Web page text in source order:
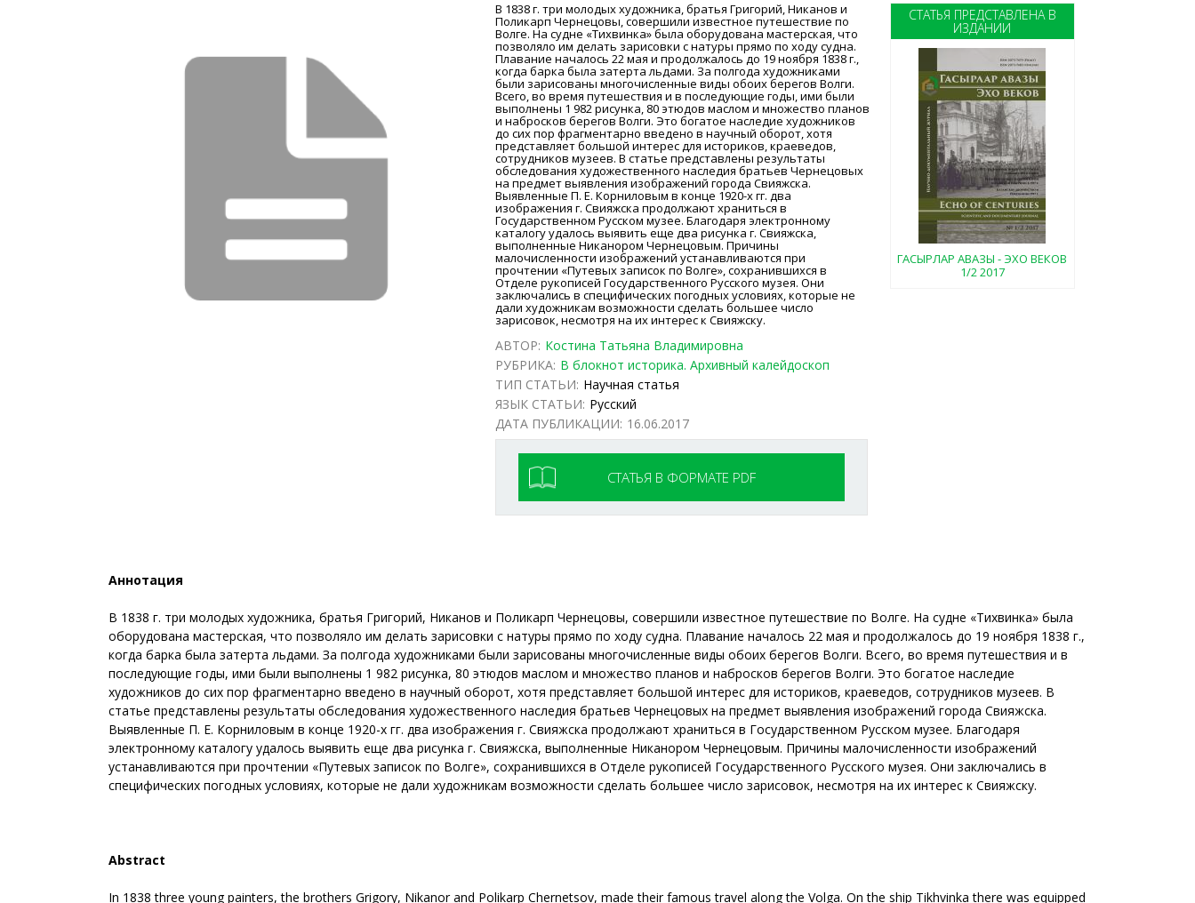
В 1838 г. три молодых художника, братья Григорий, Никанов и
Поликарп Чернецовы, совершили известное путешествие по
Волге. На судне «Тихвинка» была оборудована мастерская, что
позволяло им делать зарисовки с натуры прямо по ходу судна.
Плавание началось 22 мая и продолжалось до 19 ноября 1838 г.,
когда барка была затерта льдами. За полгода художниками
были зарисованы многочисленные виды обоих берегов Волги.
Всего, во время путешествия и в последующие годы, ими были
выполнены 1 982 рисунка, 80 этюдов маслом и множество планов
и набросков берегов Волги. Это богатое наследие художников
до сих пор фрагментарно введено в научный оборот, хотя
представляет большой интерес для историков, краеведов,
сотрудников музеев. В статье представлены результаты
обследования художественного наследия братьев Чернецовых
на предмет выявления изображений города Свияжска.
Выявленные П. Е. Корниловым в конце 1920-х гг. два
изображения г. Свияжска продолжают храниться в
Государственном Русском музее. Благодаря электронному
каталогу удалось выявить еще два рисунка г. Свияжска,
выполненные Никанором Чернецовым. Причины
малочисленности изображений устанавливаются при
прочтении «Путевых записок по Волге», сохранившихся в
Отделе рукописей Государственного Русского музея. Они
заключались в специфических погодных условиях, которые не
дали художникам возможности сделать большее число
зарисовок, несмотря на их интерес к Свияжску.
АВТОР: Костина Татьяна Владимировна
РУБРИКА: В блокнот историка. Архивный калейдоскоп
ТИП СТАТЬИ: Научная статья
ЯЗЫК СТАТЬИ: Русский
ДАТА ПУБЛИКАЦИИ: 16.06.2017
СТАТЬЯ В ФОРМАТЕ PDF
СТАТЬЯ ПРЕДСТАВЛЕНА В
ИЗДАНИИ
ГАСЫРЛАР АВАЗЫ - ЭХО ВЕКОВ
1/2 2017
Аннотация
В 1838 г. три молодых художника, братья Григорий, Никанов и Поликарп Чернецовы, совершили известное путешествие по Волге. На судне «Тихвинка» была
оборудована мастерская, что позволяло им делать зарисовки с натуры прямо по ходу судна. Плавание началось 22 мая и продолжалось до 19 ноября 1838 г.,
когда барка была затерта льдами. За полгода художниками были зарисованы многочисленные виды обоих берегов Волги. Всего, во время путешествия и в
последующие годы, ими были выполнены 1 982 рисунка, 80 этюдов маслом и множество планов и набросков берегов Волги. Это богатое наследие
художников до сих пор фрагментарно введено в научный оборот, хотя представляет большой интерес для историков, краеведов, сотрудников музеев. В
статье представлены результаты обследования художественного наследия братьев Чернецовых на предмет выявления изображений города Свияжска.
Выявленные П. Е. Корниловым в конце 1920-х гг. два изображения г. Свияжска продолжают храниться в Государственном Русском музее. Благодаря
электронному каталогу удалось выявить еще два рисунка г. Свияжска, выполненные Никанором Чернецовым. Причины малочисленности изображений
устанавливаются при прочтении «Путевых записок по Волге», сохранившихся в Отделе рукописей Государственного Русского музея. Они заключались в
специфических погодных условиях, которые не дали художникам возможности сделать большее число зарисовок, несмотря на их интерес к Свияжску.
Abstract
In 1838 three young painters, the brothers Grigory, Nikanor and Polikarp Chernetsov, made their famous travel along the Volga. On the ship Tikhvinka there was equipped